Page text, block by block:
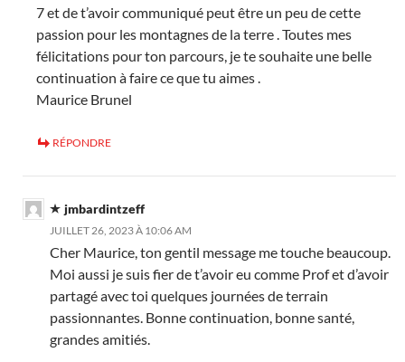
7 et de t’avoir communiqué peut être un peu de cette
passion pour les montagnes de la terre . Toutes mes
félicitations pour ton parcours, je te souhaite une belle
continuation à faire ce que tu aimes .
Maurice Brunel
RÉPONDRE
jmbardintzeff
JUILLET 26, 2023 À 10:06 AM
Cher Maurice, ton gentil message me touche beaucoup.
Moi aussi je suis fier de t’avoir eu comme Prof et d’avoir
partagé avec toi quelques journées de terrain
passionnantes. Bonne continuation, bonne santé,
grandes amitiés.